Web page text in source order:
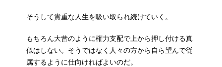
そうして貴重な人生を吸い取られ続けていく。
もちろん大昔のように権力支配で上から押し付ける真
似はしない。そうではなく人々の方から自ら望んで従
属するように仕向ければよいのだ。